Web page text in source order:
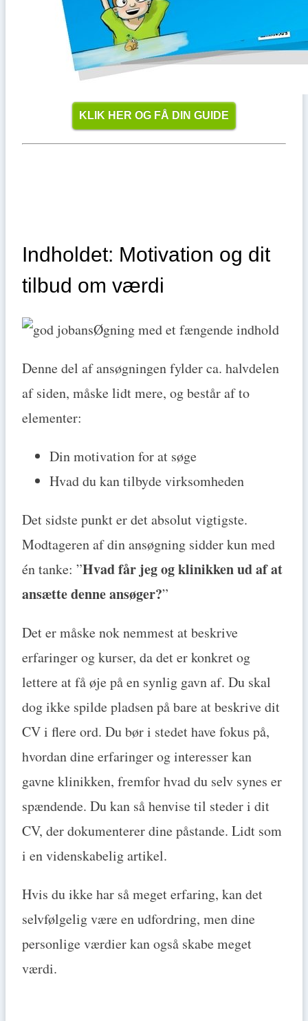
KLIK HER OG FÅ DIN GUIDE
Indholdet: Motivation og dit
tilbud om værdi
Denne del af ansøgningen fylder ca. halvdelen
af siden, måske lidt mere, og består af to
elementer:
Din motivation for at søge
Hvad du kan tilbyde virksomheden
Det sidste punkt er det absolut vigtigste.
Modtageren af din ansøgning sidder kun med
én tanke: ”Hvad får jeg og klinikken ud af at
ansætte denne ansøger?”
Det er måske nok nemmest at beskrive
erfaringer og kurser, da det er konkret og
lettere at få øje på en synlig gavn af. Du skal
dog ikke spilde pladsen på bare at beskrive dit
CV i flere ord. Du bør i stedet have fokus på,
hvordan dine erfaringer og interesser kan
gavne klinikken, fremfor hvad du selv synes er
spændende. Du kan så henvise til steder i dit
CV, der dokumenterer dine påstande. Lidt som
i en videnskabelig artikel.
Hvis du ikke har så meget erfaring, kan det
selvfølgelig være en udfordring, men dine
personlige værdier kan også skabe meget
værdi.